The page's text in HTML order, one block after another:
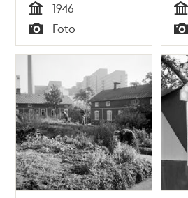
Tid
1946
Typ
Foto Tid
Typ